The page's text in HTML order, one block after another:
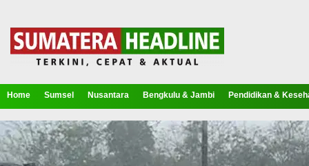
Home Sumsel Nusantara Bengkulu & Jambi Pendidikan &